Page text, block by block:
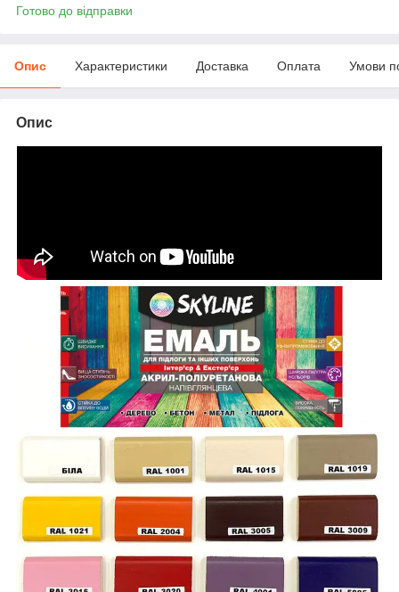
Готово до відправки
Опис Характеристики Доставка Оплата Умови
Опис